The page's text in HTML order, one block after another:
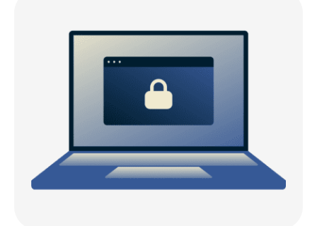
ExpressVPN:n yhteensopivuus Windowsille
ExpressVPN vs. ilmaiset VPN:t
Miksi Windowsilla tarvitaan VPN:ää?
ExpressVPN:n edistyneet ominaisuudet
Windowsille